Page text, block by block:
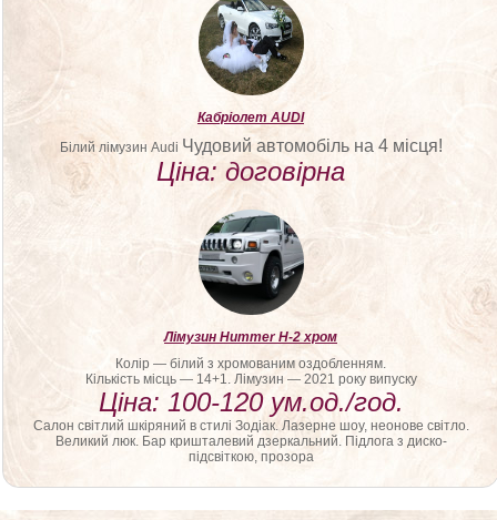
Кабріолет AUDI
Білий лімузин Audi Чудовий автомобіль на 4 місця!
Ціна: договірна
Лімузин Hummer H-2 хром
Колір — білий з хромованим оздобленням.
Кількість місць — 14+1. Лімузин — 2021 року випуску
Ціна: 100-120 ум.од./год.
Салон світлий шкіряний в стилі Зодіак. Лазерне шоу, неонове світло.
Великий люк. Бар кришталевий дзеркальний. Підлога з диско-
підсвіткою, прозора